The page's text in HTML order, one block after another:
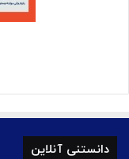
دانستنی آنلاین